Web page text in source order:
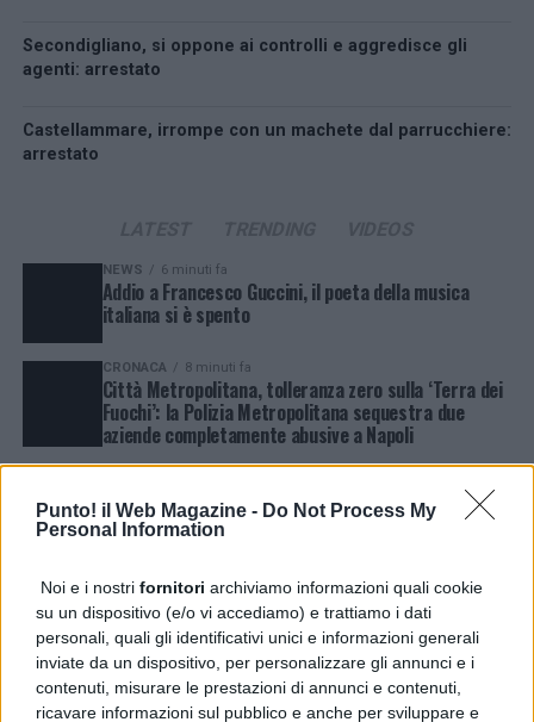
Punto! il Web Magazine - Do Not Process My
Personal Information
Noi e i nostri fornitori archiviamo informazioni quali cookie
su un dispositivo (e/o vi accediamo) e trattiamo i dati
personali, quali gli identificativi unici e informazioni generali
inviate da un dispositivo, per personalizzare gli annunci e i
contenuti, misurare le prestazioni di annunci e contenuti,
ricavare informazioni sul pubblico e anche per sviluppare e
Secondigliano, si oppone ai controlli e aggredisce gli
agenti: arrestato
Castellammare, irrompe con un machete dal parrucchiere:
arrestato
NEWS 6 minuti fa
Addio a Francesco Guccini, il poeta della musica
italiana si è spento
CRONACA 8 minuti fa
Città Metropolitana, tolleranza zero sulla ‘Terra dei
Fuochi’: la Polizia Metropolitana sequestra due
aziende completamente abusive a Napoli
NEWS 41 minuti fa
continuano gli abbandoni
Secondigliano, si oppone ai controlli e aggredisce gli
agenti: arrestato
CRONACA 6 ore fa
Castellammare, irrompe con un machete dal
parrucchiere: arrestato